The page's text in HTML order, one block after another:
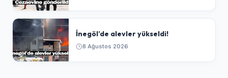
İnegöl’de alevler yükseldi!
8 Ağustos 2026